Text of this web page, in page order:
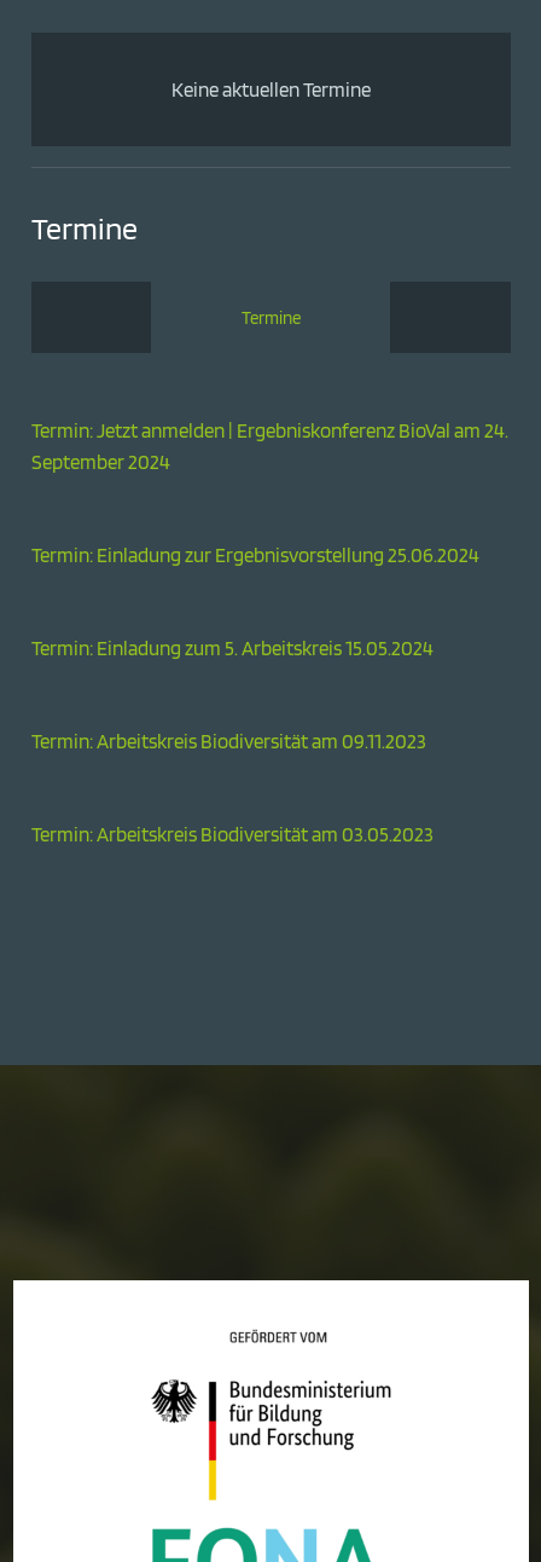
Keine aktuellen Termine
Termine
Termine
Termin: Jetzt anmelden | Ergebniskonferenz BioVal am 24.
September 2024
Termin: Einladung zur Ergebnisvorstellung 25.06.2024
Termin: Einladung zum 5. Arbeitskreis 15.05.2024
Termin: Arbeitskreis Biodiversität am 09.11.2023
Termin: Arbeitskreis Biodiversität am 03.05.2023